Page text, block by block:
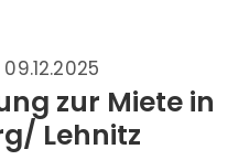
09.12.2025
zur Miete in
Lehnitz